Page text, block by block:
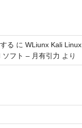
る に WLiunx Kali Linux
フト – 月有引力 より